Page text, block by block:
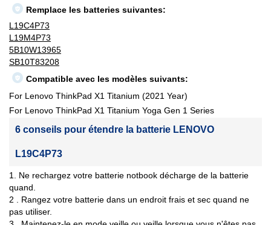
Remplace les batteries suivantes:
L19C4P73
L19M4P73
5B10W13965
SB10T83208
Compatible avec les modèles suivants:
For Lenovo ThinkPad X1 Titanium (2021 Year)
For Lenovo ThinkPad X1 Titanium Yoga Gen 1 Series
6 conseils pour étendre la batterie LENOVO
L19C4P73
1. Ne rechargez votre batterie notbook décharge de la batterie
quand.
2 . Rangez votre batterie dans un endroit frais et sec quand ne
pas utiliser.